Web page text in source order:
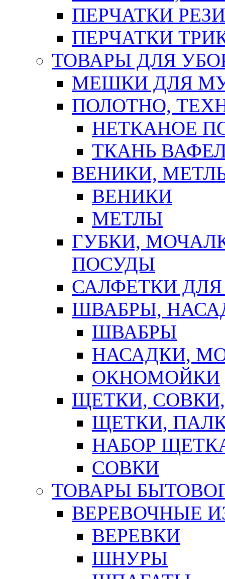
ПЕРЧАТКИ
ПЕРЧАТКИ
ТОВАРЫ ДЛЯ
МЕШКИ ДЛЯ
ПОЛОТНО,
НЕТКАНОЕ
ТКАНЬ
ВЕНИКИ,
ВЕНИКИ
МЕТЛЫ
ГУБКИ,
ПОСУДЫ
САЛФЕТКИ
ШВАБРЫ,
ШВАБРЫ
НАСАДКИ,
ОКНОМОЙКИ
ЩЕТКИ,
ЩЕТКИ,
НАБОР
СОВКИ
ТОВАРЫ
ВЕРЕВОЧНЫЕ
ВЕРЕВКИ
ШНУРЫ